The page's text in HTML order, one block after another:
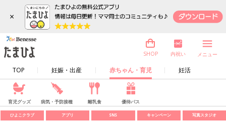
×
TOP 妊娠・出産 赤ちゃん・育児 妊活
SHOP 内祝い メニュー
育児グッズ 病気・予防接種 離乳食 優待パス
ひよこクラブ アプリ SNS キャンペーン 写真スタジオ